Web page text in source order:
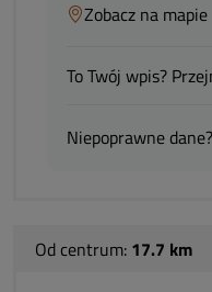
Zobacz na mapie
To Twój wpis?
Niepoprawne dane?
Od centrum: 17.7 km